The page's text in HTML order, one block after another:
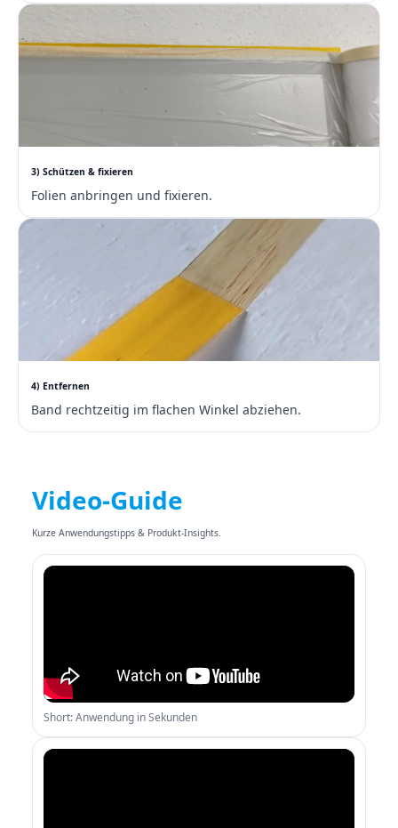
3) Schützen & fixieren
Folien anbringen und fixieren.
4) Entfernen
Band rechtzeitig im flachen Winkel abziehen.
Video-Guide
Kurze Anwendungstipps & Produkt-Insights.
Short: Anwendung in Sekunden